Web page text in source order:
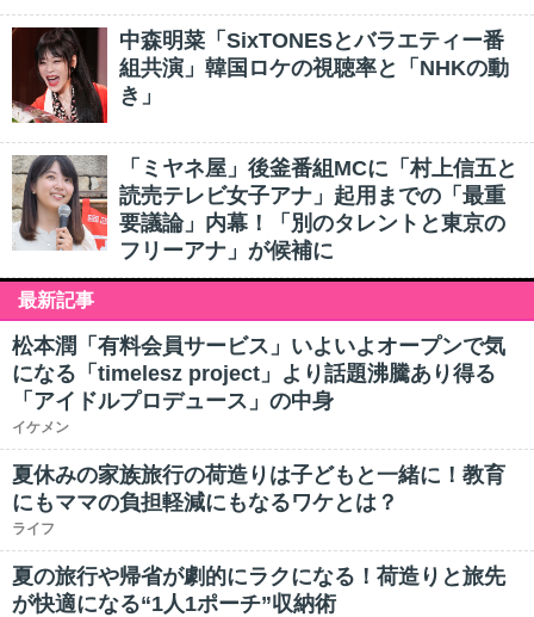
中森明菜「SixTONESとバラエティー番
組共演」韓国ロケの視聴率と「NHKの動
き」
「ミヤネ屋」後釜番組MCに「村上信五と
読売テレビ女子アナ」起用までの「最重
要議論」内幕！「別のタレントと東京の
フリーアナ」が候補に
最新記事
松本潤「有料会員サービス」いよいよオープンで気
になる「timelesz project」より話題沸騰あり得る
「アイドルプロデュース」の中身
イケメン
夏休みの家族旅行の荷造りは子どもと一緒に！教育
にもママの負担軽減にもなるワケとは？
ライフ
夏の旅行や帰省が劇的にラクになる！荷造りと旅先
が快適になる“1人1ポーチ”収納術